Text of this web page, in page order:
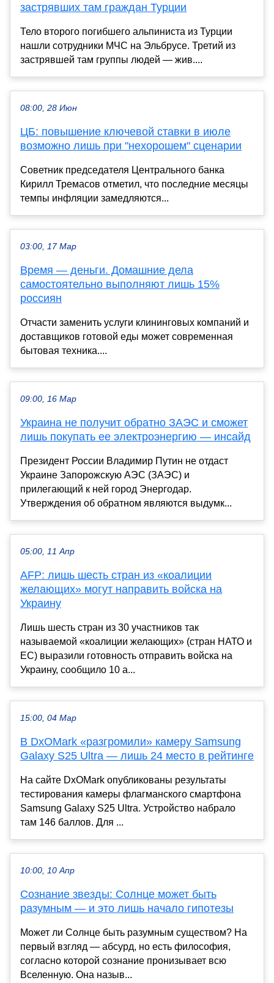
застрявших там граждан Турции
Тело второго погибшего альпиниста из Турции
нашли сотрудники МЧС на Эльбрусе. Третий из
застрявшей там группы людей — жив....
08:00, 28 Июн
ЦБ: повышение ключевой ставки в июле
возможно лишь при "нехорошем" сценарии
Советник председателя Центрального банка
Кирилл Тремасов отметил, что последние месяцы
темпы инфляции замедляются...
03:00, 17 Мар
Время — деньги. Домашние дела
самостоятельно выполняют лишь 15%
россиян
Отчасти заменить услуги клининговых компаний и
доставщиков готовой еды может современная
бытовая техника....
09:00, 16 Мар
Украина не получит обратно ЗАЭС и сможет
лишь покупать ее электроэнергию — инсайд
Президент России Владимир Путин не отдаст
Украине Запорожскую АЭС (ЗАЭС) и
прилегающий к ней город Энергодар.
Утверждения об обратном являются выдумк...
05:00, 11 Апр
AFP: лишь шесть стран из «коалиции
желающих» могут направить войска на
Украину
Лишь шесть стран из 30 участников так
называемой «коалиции желающих» (стран НАТО и
ЕС) выразили готовность отправить войска на
Украину, сообщило 10 а...
15:00, 04 Мар
В DxOMark «разгромили» камеру Samsung
Galaxy S25 Ultra — лишь 24 место в рейтинге
На сайте DxOMark опубликованы результаты
тестирования камеры флагманского смартфона
Samsung Galaxy S25 Ultra. Устройство набрало
там 146 баллов. Для ...
10:00, 10 Апр
Сознание звезды: Солнце может быть
разумным — и это лишь начало гипотезы
Может ли Солнце быть разумным существом? На
первый взгляд — абсурд, но есть философия,
согласно которой сознание пронизывает всю
Вселенную. Она назыв...